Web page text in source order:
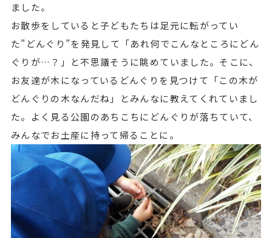
ました。
お散歩をしていると子どもたちは足元に転がってい
た”どんぐり”を発見して「あれ何でこんなところにどん
ぐりが…？」と不思議そうに眺めていました。そこに、
お友達が木になっているどんぐりを見つけて「この木が
どんぐりの木なんだね」とみんなに教えてくれていまし
た。よく見る公園のあちこちにどんぐりが落ちていて、
みんなでお土産に持って帰ることに。